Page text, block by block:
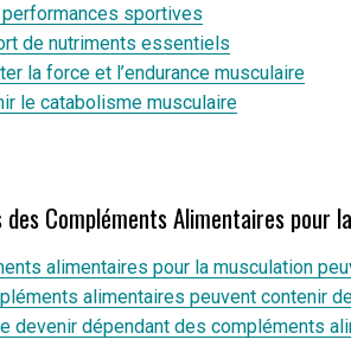
sportives
de nutriments essentiels
la force et l’endurance musculaire
le catabolisme musculaire
Compléments Alimentaires pour
alimentaires pour la musculation
alimentaires peuvent contenir
devenir dépendant des compléments